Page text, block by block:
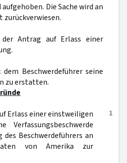
Die Sache wird an
zurückverwiesen.
Antrag auf Erlass einer
Beschwerdeführer seine
zu erstatten.
1
Erlass einer einstweiligen
Verfassungsbeschwerde
Beschwerdeführers an
von Amerika zur